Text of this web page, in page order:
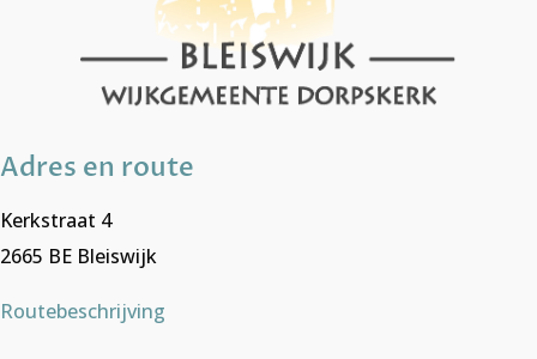
Adres en route
Kerkstraat 4
2665 BE Bleiswijk
Routebeschrijving